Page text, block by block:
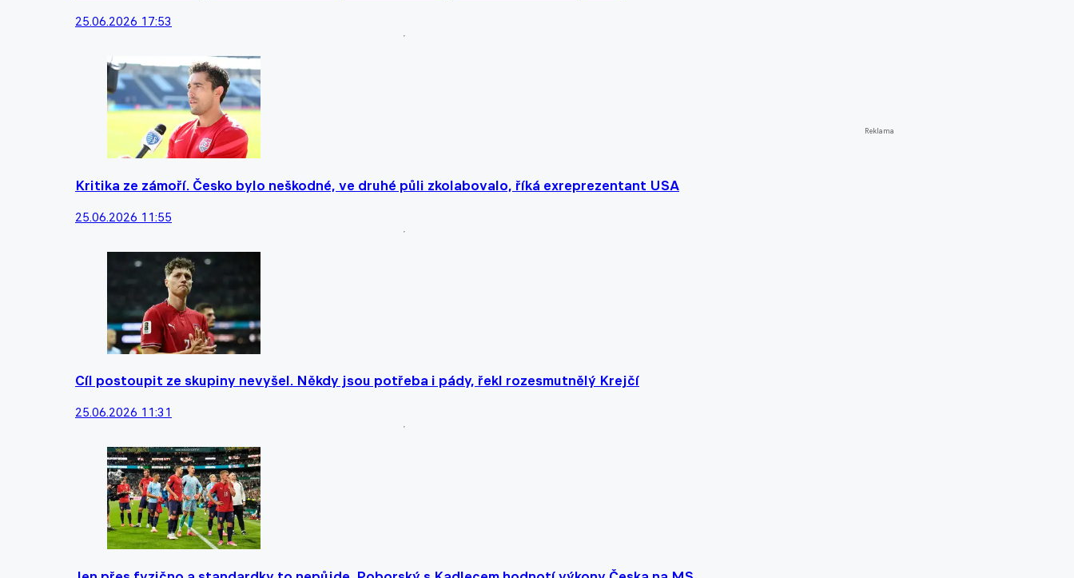
25.06.2026 17:53
Kritika ze zámoří. Česko bylo neškodné, ve druhé půli zkolabovalo, říká exreprezentant USA
25.06.2026 11:55
Cíl postoupit ze skupiny nevyšel. Někdy jsou potřeba i pády, řekl rozesmutnělý Krejčí
25.06.2026 11:31
Reklama